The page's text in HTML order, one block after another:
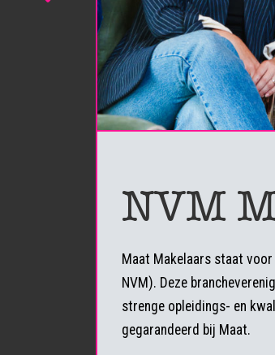
NVM
Maat Makelaars staat
NVM). Deze
strenge opleidings- en
gegarandeerd bij Maat.